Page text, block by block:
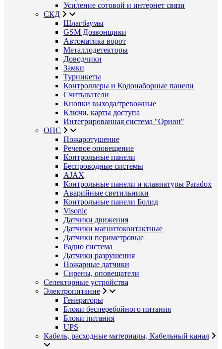
Усиление сотовой и интернет связи
СКД
Шлагбаумы
GSM Дозвонщики
Автоматика ворот
Металлодетекторы
Доводчики
Замки
Турникеты
Контроллеры и Кодонаборные панели
Считыватели
Кнопки выхода/тревожные
Ключи, карты доступа
Интегрированная система "Орион"
ОПС
Пожаротушение
Речевое оповещение
Контрольные панели
Беспроводные системы
AJAX
Контрольные панели и клавиатуры Paradox
Аварийные светильники
Контрольные панели Болид
Visonic
Датчики движения
Датчики магнитоконтактные
Датчики периметровые
Радио система
Датчики разрушения
Пожарные датчики
Сирены, оповещатели
Селекторные устройства
Электропитание
Генераторы
Блоки бесперебойного питания
Блоки питания
UPS
Кабель, расходные материалы, Кабельный канал